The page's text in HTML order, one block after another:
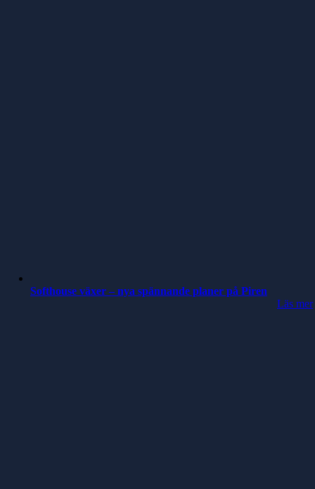
Softhouse växer – nya spännande planer på Piren
Läs mer